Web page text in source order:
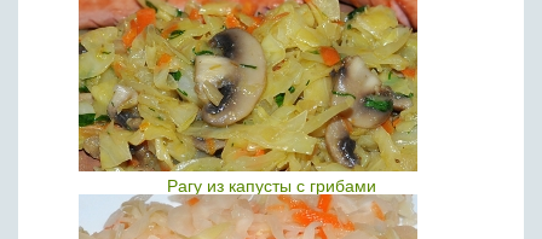
Рагу из капусты с грибами